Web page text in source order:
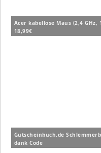
Acer kabellose Maus (2,4
18,99€
Gutscheinbuch.de
dank Code